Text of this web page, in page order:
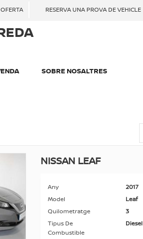
RESERVA UNA PROVA DE VEHICLE
SOBRE NOSALTRES
NISSAN LEAF
Any
2017
Model
Leaf
Quilometratge
3
Tipus De
Combustible
Diesel